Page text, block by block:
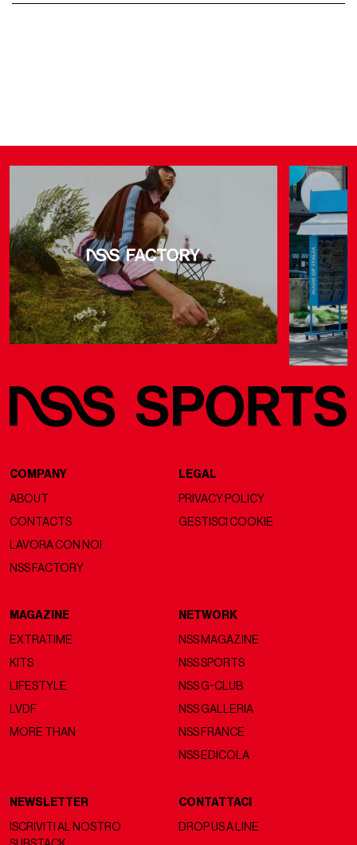
COMPANY
ABOUT
CONTACTS
LAVORA CON NOI
NSS FACTORY
LEGAL
PRIVACY POLICY
GESTISCI COOKIE
MAGAZINE
EXTRATIME
KITS
LIFESTYLE
LVDF
MORE THAN
NETWORK
NSS MAGAZINE
NSS SPORTS
NSS G-CLUB
NSS GALLERIA
NSS FRANCE
NSS EDICOLA
NEWSLETTER
ISCRIVITI AL NOSTRO
CONTATTACI
DROP US A LINE